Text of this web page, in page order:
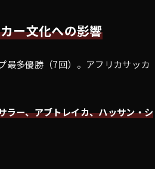
ー文化への影響
最多優勝（7回）。アフリカサッカ
ラー、アブトレイカ、ハッサン・シ